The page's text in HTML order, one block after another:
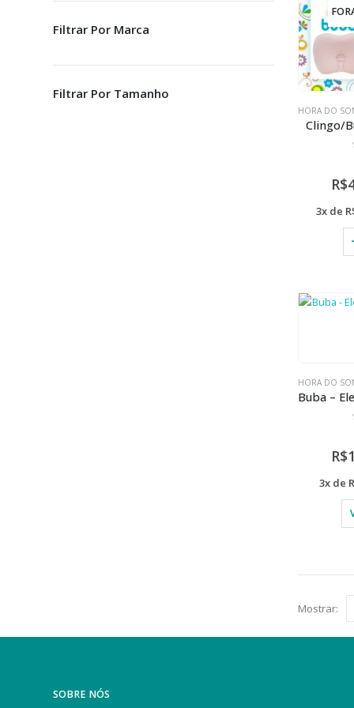
HORA DO
Clingo/
R$
3x de
HORA DO
R$
3x de
Mostrar:
Filtrar Por Marca
Filtrar Por Tamanho
SOBRE NÓS